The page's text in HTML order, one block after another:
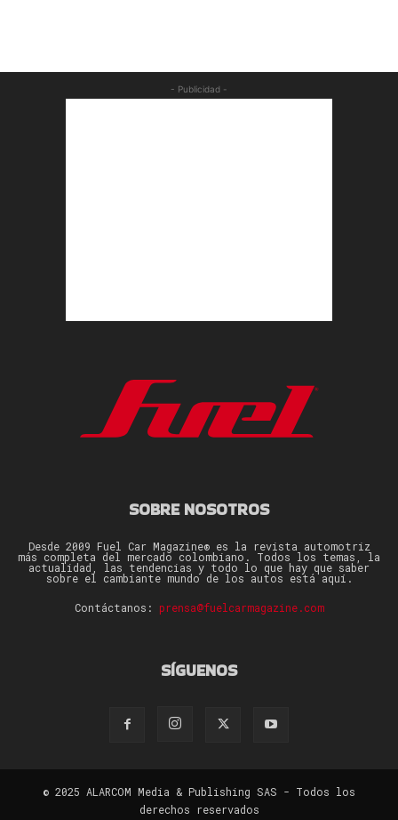
- Publicidad -
SOBRE NOSOTROS
Desde 2009 Fuel Car Magazine® es la revista automotriz
más completa del mercado colombiano. Todos los temas, la
actualidad, las tendencias y todo lo que hay que saber
sobre el cambiante mundo de los autos está aquí.
Contáctanos: prensa@fuelcarmagazine.com
SÍGUENOS
© 2025 ALARCOM Media & Publishing SAS - Todos los
derechos reservados